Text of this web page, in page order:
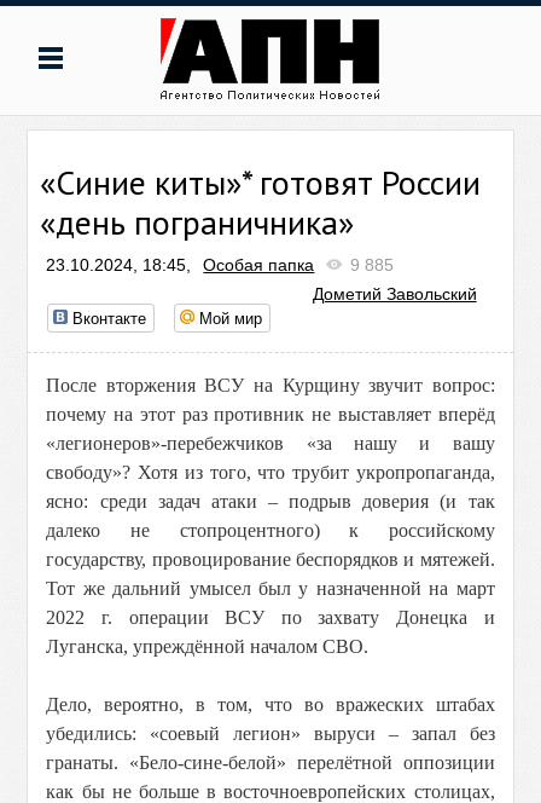
«Синие киты»* готовят России
«день пограничника»
23.10.2024, 18:45, Особая папка
9 885
Дометий Завольский
Вконтакте Мой мир
После вторжения ВСУ на Курщину звучит вопрос:
почему на этот раз противник не выставляет вперёд
«легионеров»-перебежчиков «за нашу и вашу
свободу»? Хотя из того, что трубит укропропаганда,
ясно: среди задач атаки – подрыв доверия (и так
далеко не стопроцентного) к российскому
государству, провоцирование беспорядков и мятежей.
Тот же дальний умысел был у назначенной на март
2022 г. операции ВСУ по захвату Донецка и
Луганска, упреждённой началом СВО.
Дело, вероятно, в том, что во вражеских штабах
убедились: «соевый легион» выруси – запал без
гранаты. «Бело-сине-белой» перелётной оппозиции
как бы не больше в восточноевропейских столицах,